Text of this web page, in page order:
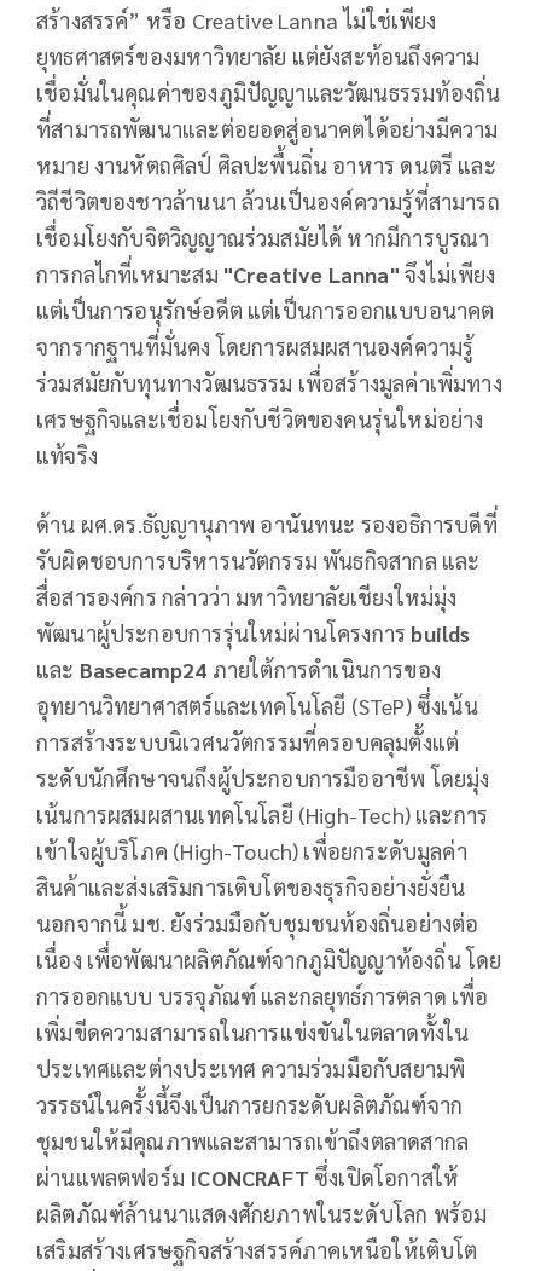
สร้างสรรค์” หรือ Creative Lanna ไม่ใช่เพียง
ยุทธศาสตร์ของมหาวิทยาลัย แต่ยังสะท้อนถึงความ
เชื่อมั่นในคุณค่าของภูมิปัญญาและวัฒนธรรมท้องถิ่น
ที่สามารถพัฒนาและต่อยอดสู่อนาคตได้อย่างมีความ
หมาย งานหัตถศิลป์ ศิลปะพื้นถิ่น อาหาร ดนตรี และ
วิถีชีวิตของชาวล้านนา ล้วนเป็นองค์ความรู้ที่สามารถ
เชื่อมโยงกับจิตวิญญาณร่วมสมัยได้ หากมีการบูรณา
การกลไกที่เหมาะสม "Creative Lanna" จึงไม่เพียง
แต่เป็นการอนุรักษ์อดีต แต่เป็นการออกแบบอนาคต
จากรากฐานที่มั่นคง โดยการผสมผสานองค์ความรู้
ร่วมสมัยกับทุนทางวัฒนธรรม เพื่อสร้างมูลค่าเพิ่มทาง
เศรษฐกิจและเชื่อมโยงกับชีวิตของคนรุ่นใหม่อย่าง
แท้จริง
ด้าน ผศ.ดร.ธัญญานุภาพ อานันทนะ รองอธิการบดีที่
รับผิดชอบการบริหารนวัตกรรม พันธกิจสากล และ
สื่อสารองค์กร กล่าวว่า มหาวิทยาลัยเชียงใหม่มุ่ง
พัฒนาผู้ประกอบการรุ่นใหม่ผ่านโครงการ builds
และ Basecamp24 ภายใต้การดำเนินการของ
อุทยานวิทยาศาสตร์และเทคโนโลยี (STeP) ซึ่งเน้น
การสร้างระบบนิเวศนวัตกรรมที่ครอบคลุมตั้งแต่
ระดับนักศึกษาจนถึงผู้ประกอบการมืออาชีพ โดยมุ่ง
เน้นการผสมผสานเทคโนโลยี (High-Tech) และการ
เข้าใจผู้บริโภค (High-Touch) เพื่อยกระดับมูลค่า
สินค้าและส่งเสริมการเติบโตของธุรกิจอย่างยั่งยืน
นอกจากนี้ มช. ยังร่วมมือกับชุมชนท้องถิ่นอย่างต่อ
เนื่อง เพื่อพัฒนาผลิตภัณฑ์จากภูมิปัญญาท้องถิ่น โดย
การออกแบบ บรรจุภัณฑ์ และกลยุทธ์การตลาด เพื่อ
เพิ่มขีดความสามารถในการแข่งขันในตลาดทั้งใน
ประเทศและต่างประเทศ ความร่วมมือกับสยามพิ
วรรธน์ในครั้งนี้จึงเป็นการยกระดับผลิตภัณฑ์จาก
ชุมชนให้มีคุณภาพและสามารถเข้าถึงตลาดสากล
ผ่านแพลตฟอร์ม ICONCRAFT ซึ่งเปิดโอกาสให้
ผลิตภัณฑ์ล้านนาแสดงศักยภาพในระดับโลก พร้อม
เสริมสร้างเศรษฐกิจสร้างสรรค์ภาคเหนือให้เติบโต